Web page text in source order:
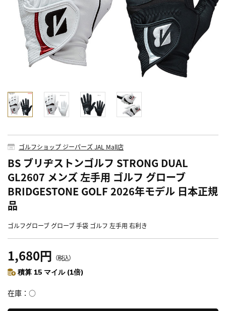
ゴルフショップ ジーパーズ JAL Mall店
BS ブリヂストンゴルフ STRONG DUAL
GL2607 メンズ 左手用 ゴルフ グローブ
BRIDGESTONE GOLF 2026年モデル 日本正規
品
ゴルフグローブ グローブ 手袋 ゴルフ 左手用 右利き
1,680円 （税込）
積算 15 マイル (1倍)
在庫 ○